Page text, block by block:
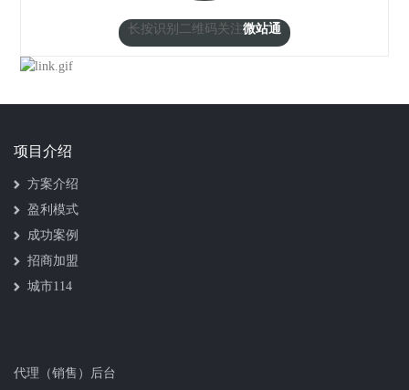
长按识别二维码关注 微站通
项目介绍
方案介绍
盈利模式
成功案例
招商加盟
城市114
代理（销售）后台